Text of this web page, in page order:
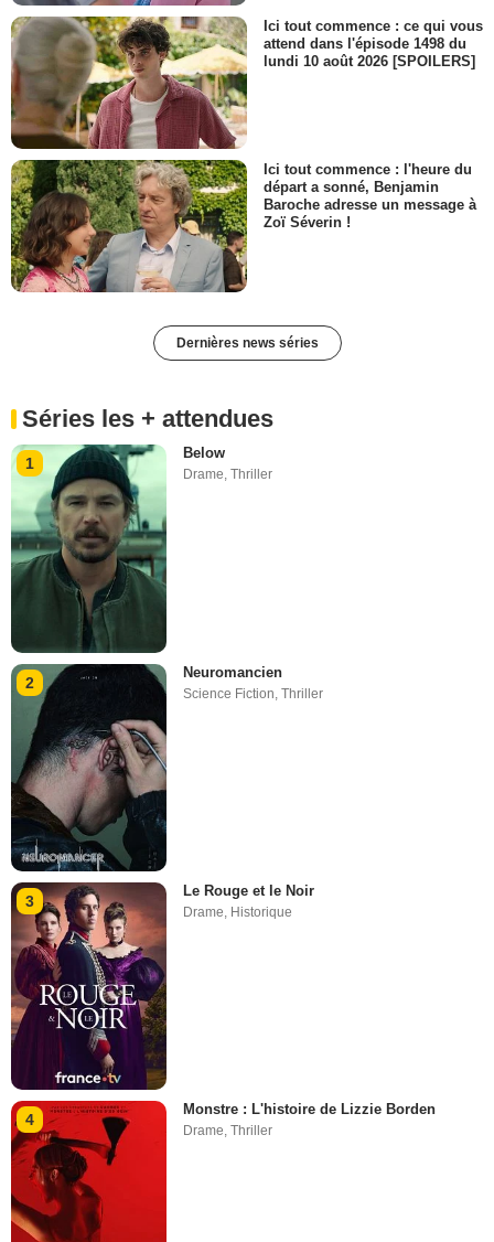
Ici tout commence : ce qui vous
attend dans l'épisode 1498 du
lundi 10 août 2026 [SPOILERS]
Ici tout commence : l'heure du
départ a sonné, Benjamin
Baroche adresse un message à
Zoï Séverin !
Dernières news séries
Séries les + attendues
1
Below
Drame,Thriller
2
Neuromancien
Science Fiction ,Thriller
3
Le Rouge et le Noir
Drame, Historique
4
Monstre : L'histoire de Lizzie Borden
Drame,Thriller